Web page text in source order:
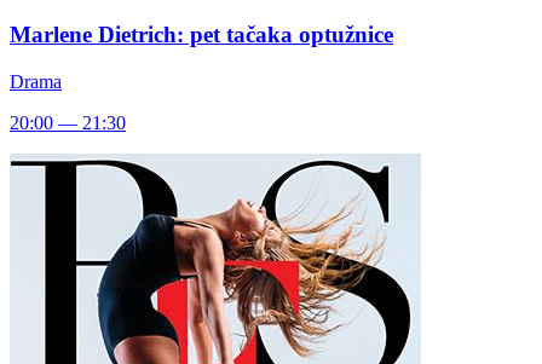
Marlene Dietrich: pet tačaka optužnice
Drama
20:00 — 21:30